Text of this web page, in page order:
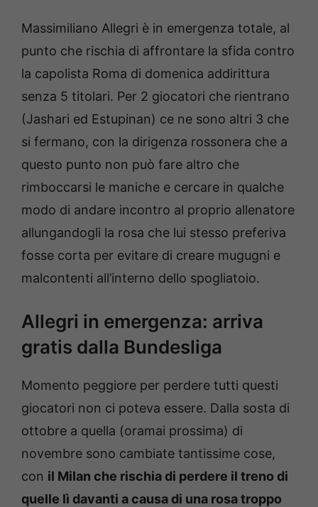
Massimiliano Allegri è in emergenza totale, al
punto che rischia di affrontare la sfida contro
la capolista Roma di domenica addirittura
senza 5 titolari. Per 2 giocatori che rientrano
(Jashari ed Estupinan) ce ne sono altri 3 che
si fermano, con la dirigenza rossonera che a
questo punto non può fare altro che
rimboccarsi le maniche e cercare in qualche
modo di andare incontro al proprio allenatore
allungandogli la rosa che lui stesso preferiva
fosse corta per evitare di creare mugugni e
malcontenti all’interno dello spogliatoio.
Allegri in emergenza: arriva
gratis dalla Bundesliga
Momento peggiore per perdere tutti questi
giocatori non ci poteva essere. Dalla sosta di
ottobre a quella (oramai prossima) di
novembre sono cambiate tantissime cose,
con il Milan che rischia di perdere il treno di
quelle lì davanti a causa di una rosa troppo